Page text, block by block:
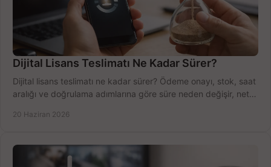
Dijital Lisans Teslimatı Ne Kadar Sürer?
Dijital lisans teslimatı ne kadar sürer? Ödeme onayı, stok, saat
aralığı ve doğrulama adımlarına göre süre neden değişir, net
20 Haziran 2026